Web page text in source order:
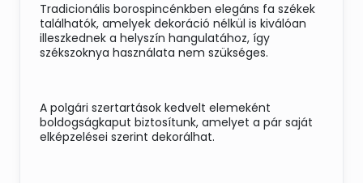
Tradicionális borospincénkben elegáns fa székek
találhatók, amelyek dekoráció nélkül is kiválóan
illeszkednek a helyszín hangulatához, így
székszoknya használata nem szükséges.
A polgári szertartások kedvelt elemeként
boldogságkaput biztosítunk, amelyet a pár saját
elképzelései szerint dekorálhat.